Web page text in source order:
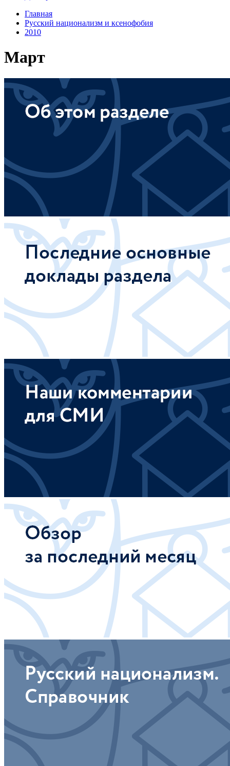
Главная
Русский национализм и ксенофобия
2010
Март